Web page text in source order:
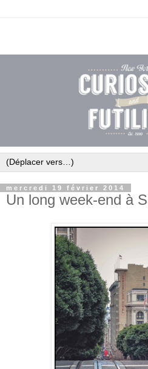
mercredi 19 février 2014
Un long week-end à